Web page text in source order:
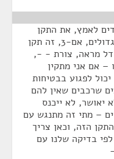
לאמץ, את התקן
האירופאי – שיפעל על האוטובוסים הגדולים, אם-3, זה תקן
מראה, צורת - -,
– אם אני מתקין
לפגוע בבטיחות
שרכבים שאין להם
לא ייכנס
– מתי זה מתנגש עם
הזה, וכאן צריך
בדיקה שלנו עם